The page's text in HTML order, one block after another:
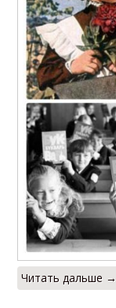
Читать дальше →